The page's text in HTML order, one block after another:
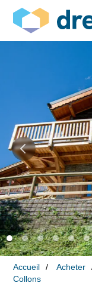
Accueil Acheter
Collons